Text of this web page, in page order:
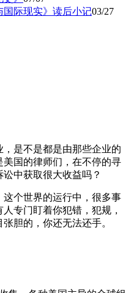
国际现实》读后小记03/27
是不是都是由那些企业的
国的律师们，在不停的寻
中获取很大收益吗？
个世界的运行中，很多事
专门盯着你犯错，犯规，
胆的，你还无法还手。